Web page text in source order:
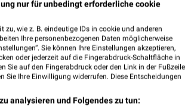
nur für unbedingt erforderliche cookie
wie z. B. eindeutige IDs in cookie und anderen
Ihre personenbezogenen Daten möglicherweise
Sie können Ihre Einstellungen akzeptieren,
oder jederzeit auf die Fingerabdruck-Schaltfläche in
Sie auf den Fingerabdruck oder den Link in der Fußzeile
Sie Ihre Einwilligung widerrufen. Diese Entscheidungen
analysieren und Folgendes zu tun: